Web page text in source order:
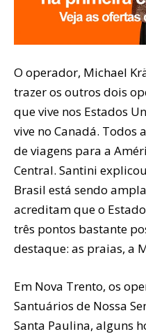
O operador, Michael
trazer os outros dois
que vive nos Estados
vive no Canadá. Todos
de viagens para a
Central. Santini
Brasil está sendo
acreditam que o
três pontos bastante
destaque: as praias, a
Em Nova Trento, os
Santuários de Nossa
Santa Paulina, alguns